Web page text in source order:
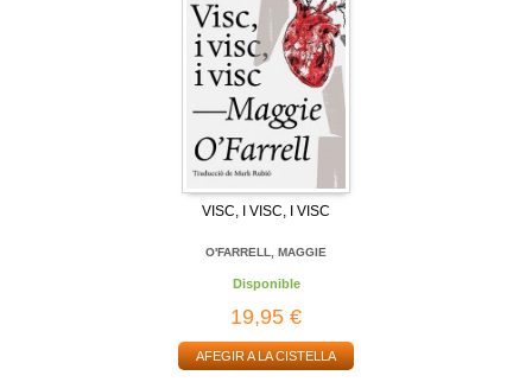
VISC, I VISC, I VISC
O'FARRELL, MAGGIE
Disponible
19,95 €
AFEGIR A LA CISTELLA